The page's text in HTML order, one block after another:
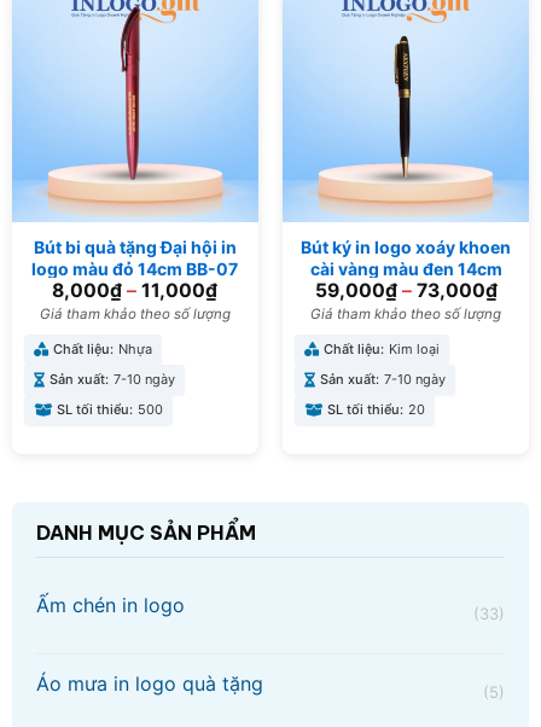
Bút bi quà tặng Đại hội in
logo màu đỏ 14cm BB-07
8,000₫ –11,000₫
Giá tham khảo theo số lượng
Chất liệu: Nhựa
Sản xuất: 7-10 ngày
SL tối thiểu: 500
Bút ký in logo xoáy khoen
cài vàng màu đen 14cm
BK-02
59,000₫– 73,000₫
Giá tham khảo theo số lượng
Chất liệu: Kim loại
Sản xuất: 7-10 ngày
SL tối thiểu: 20
DANH MỤC SẢN PHẨM
Ấm chén in logo (33)
Áo mưa in logo quà tặng (5)